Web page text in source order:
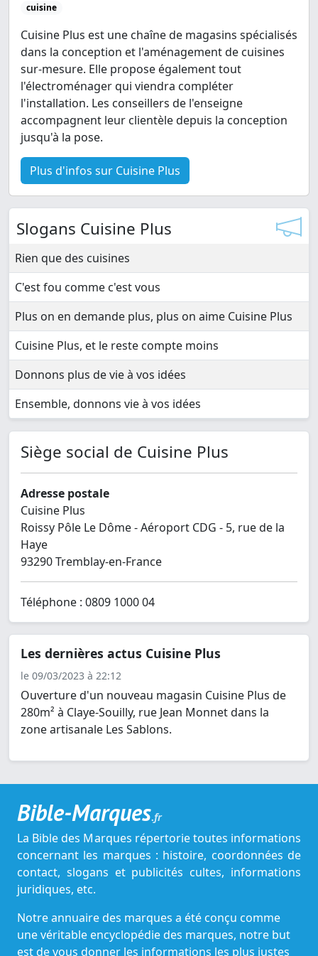
cuisine
Cuisine Plus est une chaîne de magasins spécialisés
dans la conception et l'aménagement de cuisines
sur-mesure. Elle propose également tout
l'électroménager qui viendra compléter
l'installation. Les conseillers de l'enseigne
accompagnent leur clientèle depuis la conception
jusqu'à la pose.
Plus d'infos sur Cuisine Plus
Slogans Cuisine Plus
Rien que des cuisines
C'est fou comme c'est vous
Plus on en demande plus, plus on aime Cuisine Plus
Cuisine Plus, et le reste compte moins
Donnons plus de vie à vos idées
Ensemble, donnons vie à vos idées
Siège social de Cuisine Plus
Adresse postale
Cuisine Plus
Roissy Pôle Le Dôme - Aéroport CDG - 5, rue de la
Haye
93290 Tremblay-en-France
Téléphone : 0809 1000 04
Les dernières actus Cuisine Plus
le 09/03/2023 à 22:12
Ouverture d'un nouveau magasin Cuisine Plus de
280m² à Claye-Souilly, rue Jean Monnet dans la
zone artisanale Les Sablons.
Bible-Marques.fr
La Bible des Marques répertorie toutes informations
concernant les marques : histoire, coordonnées de
contact, slogans et publicités cultes, informations
juridiques, etc.
Notre annuaire des marques a été conçu comme
une véritable encyclopédie des marques, notre but
est de vous donner les informations les plus justes